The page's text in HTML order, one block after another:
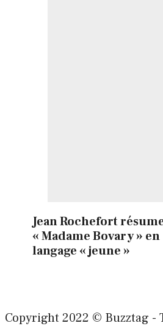
Jean Rochefort
« Madame Bovary » en
langage « jeune »
Copyright 2022 © Buzztag -